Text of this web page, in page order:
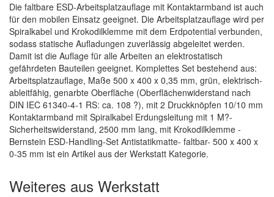
Die faltbare ESD-Arbeitsplatzauflage mit Kontaktarmband ist auch
für den mobilen Einsatz geeignet. Die Arbeitsplatzauflage wird per
Spiralkabel und Krokodilklemme mit dem Erdpotential verbunden,
sodass statische Aufladungen zuverlässig abgeleitet werden.
Damit ist die Auflage für alle Arbeiten an elektrostatisch
gefährdeten Bauteilen geeignet. Komplettes Set bestehend aus:
Arbeitsplatzauflage, Maße 500 x 400 x 0,35 mm, grün, elektrisch-
ableitfähig, genarbte Oberfläche (Oberflächenwiderstand nach
DIN IEC 61340-4-1 RS: ca. 108 ?), mit 2 Druckknöpfen 10/10 mm
Kontaktarmband mit Spiralkabel Erdungsleitung mit 1 M?-
Sicherheitswiderstand, 2500 mm lang, mit Krokodilklemme -
Bernstein ESD-Handling-Set Antistatikmatte- faltbar- 500 x 400 x
0-35 mm ist ein Artikel aus der Werkstatt Kategorie.
Weiteres aus Werkstatt